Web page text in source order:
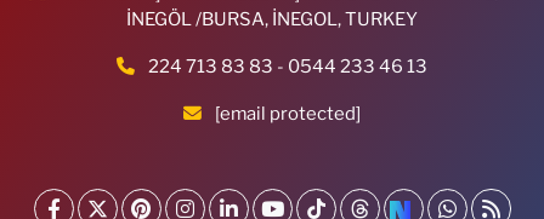
İNEGÖL /BURSA, İNEGOL, TURKEY
224 713 83 83 - 0544 233 46 13
[email protected]